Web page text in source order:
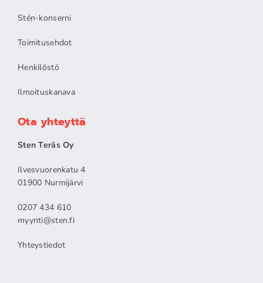
Stén-konserni
Toimitusehdot
Henkilöstö
Ilmoituskanava
Ota yhteyttä
Sten Teräs Oy
Ilvesvuorenkatu 4
01900 Nurmijärvi
0207 434 610
myynti@sten.fi
Yhteystiedot